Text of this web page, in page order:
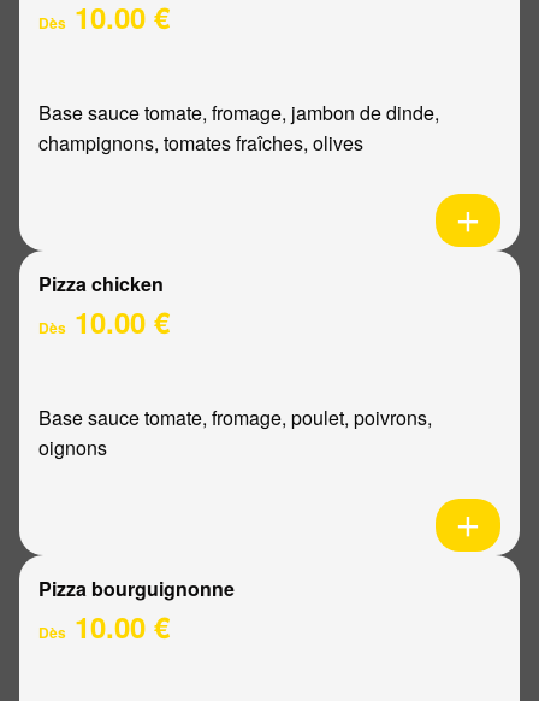
Dès 10.00 €
Base sauce tomate, fromage, jambon de dinde,
champignons, tomates fraîches, olives
Pizza chicken
Dès 10.00 €
Base sauce tomate, fromage, poulet, poivrons,
oignons
Pizza bourguignonne
Dès 10.00 €